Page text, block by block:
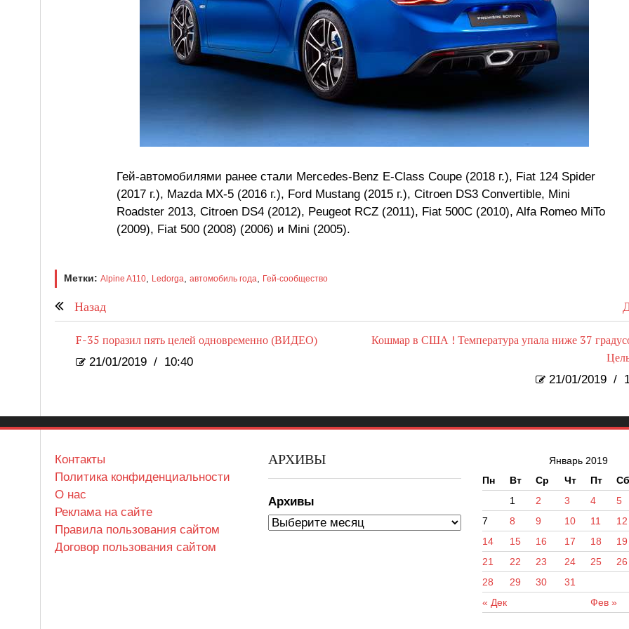
Гей-автомобилями ранее стали Mercedes-Benz E-Class Coupe (2018 г.), Fiat 124 Spider
(2017 г.), Mazda MX-5 (2016 г.), Ford Mustang (2015 г.), Citroen DS3 Convertible, Mini
Roadster 2013, Citroen DS4 (2012), Peugeot RCZ (2011), Fiat 500C (2010), Alfa Romeo MiTo
(2009), Fiat 500 (2008) (2006) и Mini (2005).
Метки: Alpine A110, Ledorga автомобиль года Гей-сообщество
Назад
F-35 поразил пять целей одновременно (ВИДЕО)
21/01/2019 / 10:40
Кошмар в США ! Температура упала ниже 37
21/01/2019 /
Контакты
Политика конфиденциальности
О нас
Реклама на сайте
Правила пользования сайтом
Договор пользования сайтом
АРХИВЫ
Архивы
Январь 2019
Пн
Вт Ср Чт Пт Сб
« Дек Фев »
1 2 3 4
5
7
8 9 10 11
12
14
15 16 17 18
19
21
22 23 24 25
26
28
29 30 31